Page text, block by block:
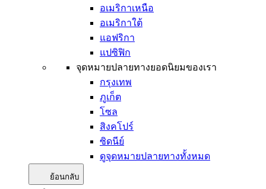
อเมริกาเหนือ
อเมริกาใต้
แอฟริกา
แปซิฟิก
จุดหมายปลายทางยอดนิยมของเรา
กรุงเทพ
ภูเก็ต
โซล
สิงคโปร์
ซิดนีย์
ดูจุดหมายปลายทางทั้งหมด
ย้อนกลับ